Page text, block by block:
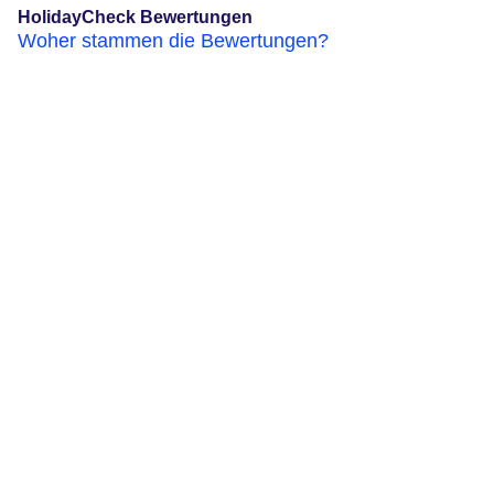
HolidayCheck Bewertungen
Woher stammen die Bewertungen?